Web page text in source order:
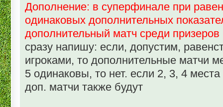
Дополнение: в суперфинале при
одинаковых дополнительных
дополнительный матч среди призеров
сразу напишу: если, допустим,
игроками, то дополнительные матчи
5 одинаковы, то нет. если 2, 3, 4
доп. матчи также будут